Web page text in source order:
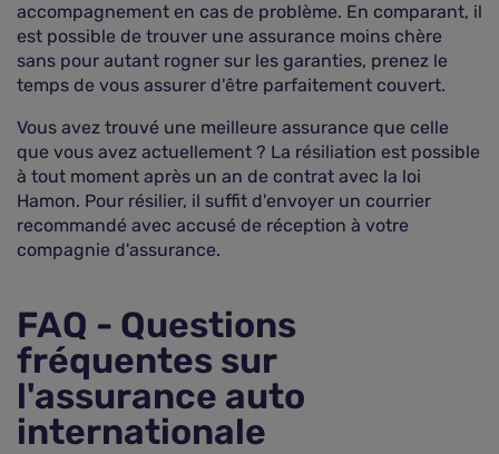
accompagnement en cas de problème. En comparant, il
est possible de trouver une assurance moins chère
sans pour autant rogner sur les garanties, prenez le
temps de vous assurer d'être parfaitement couvert.
Vous avez trouvé une meilleure assurance que celle
que vous avez actuellement ? La résiliation est possible
à tout moment après un an de contrat avec la loi
Hamon. Pour résilier, il suffit d'envoyer un courrier
recommandé avec accusé de réception à votre
compagnie d'assurance.
FAQ - Questions
fréquentes sur
l'assurance auto
internationale